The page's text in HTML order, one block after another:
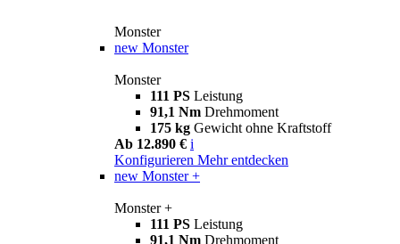
Monster
new Monster
Monster
111 PS Leistung
91,1 Nm Drehmoment
175 kg Gewicht ohne Kraftstoff
Ab 12.890 € i
Konfigurieren Mehr entdecken
new Monster +
Monster +
111 PS Leistung
91,1 Nm Drehmoment